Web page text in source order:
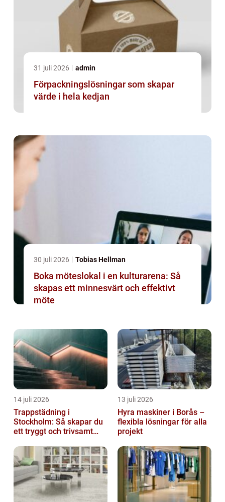
31 juli 2026 admin
Förpackningslösningar som skapar
värde i hela kedjan
30 juli 2026 Tobias Hellman
Boka möteslokal i en kulturarena: Så
skapas ett minnesvärt och effektivt
möte
14 juli 2026
Trappstädning i
Stockholm: Så skapar du
ett tryggt och trivsamt
13 juli 2026
Hyra maskiner i Borås –
flexibla lösningar för alla
projekt